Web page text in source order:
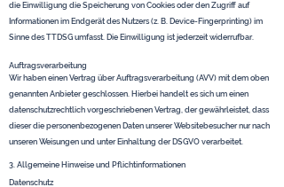
die Einwilligung die Speicherung von Cookies oder den Zugriff auf
Informationen im Endgerät des Nutzers (z. B. Device-Fingerprinting) im
Sinne des TTDSG umfasst. Die Einwilligung ist jederzeit widerrufbar.
Auftragsverarbeitung
Wir haben einen Vertrag über Auftragsverarbeitung (AVV) mit dem oben
genannten Anbieter geschlossen. Hierbei handelt es sich um einen
datenschutzrechtlich vorgeschriebenen Vertrag, der gewährleistet, dass
dieser die personenbezogenen Daten unserer Websitebesucher nur nach
unseren Weisungen und unter Einhaltung der DSGVO verarbeitet.
3. Allgemeine Hinweise und Pflicht­informationen
Datenschutz